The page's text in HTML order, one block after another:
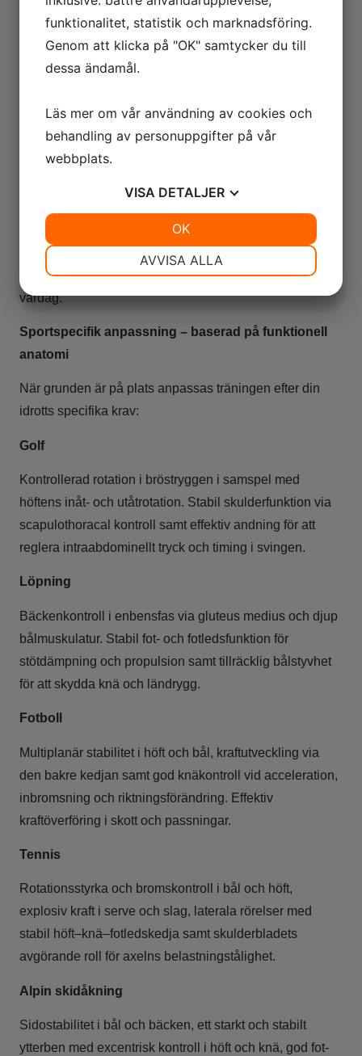
bakomliggande orsaken till dina besvär.
Med noggrann undersökning, individanpassad
resultat – så att problemen inte kommer tillbaka.
För dig som har:
Boka tid och ta första steget mot en starkare, mer smärtfri
vardag.
Sportspecifik anpassning – baserad på funktionell
anatomi
När grunden är på plats anpassas träningen efter din
idrotts specifika krav:
Golf
Kontrollerad rotation i bröstryggen i samspel med
höftens inåt- och utåtrotation. Stabil skulderfunktion via
scapulothoracal kontroll samt effektiv andning för att
reglera intraabdominellt tryck och timing i svingen.
Löpning
Bäckenkontroll i enbensfas via gluteus medius och djup
bålmuskulatur. Stabil fot- och fotledsfunktion för
stötdämpning och propulsion samt tillräcklig bålstyvhet
för att skydda knä och ländrygg.
Fotboll
Multiplanär stabilitet i höft och bål, kraftutveckling via
den bakre kedjan samt god knäkontroll vid acceleration,
inbromsning och riktningsförändring. Effektiv
kraftöverföring i skott och passningar.
Tennis
Rotationsstyrka och bromskontroll i bål och höft,
explosiv kraft i serve och slag, laterala rörelser med
stabil höft–knä–fotledskedja samt skulderbladets
avgörande roll för axelns belastningstålighet.
Alpin skidåkning
Sidostabilitet i bål och bäcken, ett starkt och stabilt
ytterben med excentrisk kontroll i höft och knä, god fot-
funktionalitet, statistik och marknadsföring.
Genom att klicka på "OK" samtycker du till
dessa ändamål.
Läs mer om vår användning av cookies och
behandling av personuppgifter på vår
webbplats.
VISA DETALJER
AVVISA ALLA
OK